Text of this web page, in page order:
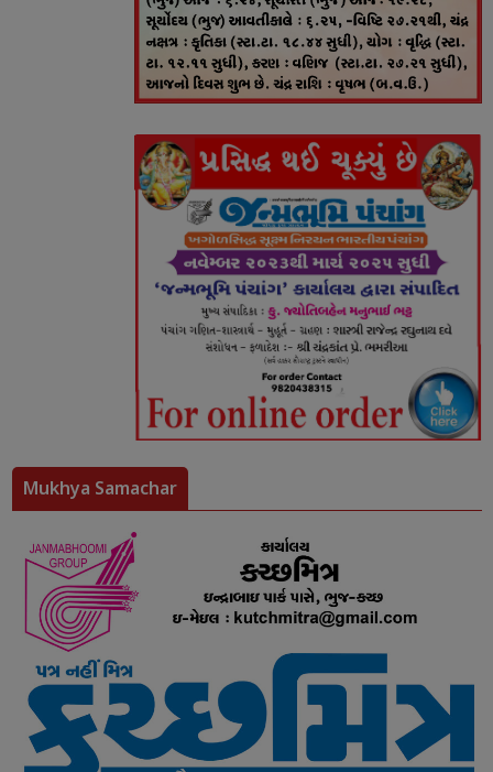
Mukhya Samachar